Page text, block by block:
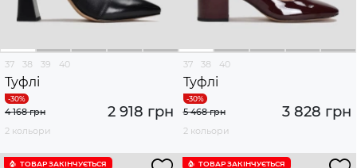
37 38 39 40
Туфлі
2 918 грн
4 168 грн
2 кольори
37 38 40
Туфлі
3 828 грн
5 468 грн
2 кольори
ТОВАР ЗАКІНЧУЄTЬСЯ ТОВАР ЗАКІНЧУЄTЬСЯ